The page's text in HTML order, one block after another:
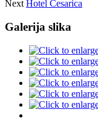
Next Hotel Cesarica
Galerija slika